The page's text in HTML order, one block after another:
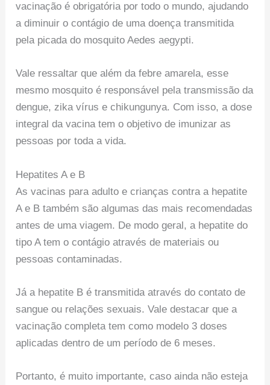
vacinação é obrigatória por todo o mundo, ajudando
a diminuir o contágio de uma doença transmitida
pela picada do mosquito Aedes aegypti.
Vale ressaltar que além da febre amarela, esse
mesmo mosquito é responsável pela transmissão da
dengue, zika vírus e chikungunya. Com isso, a dose
integral da vacina tem o objetivo de imunizar as
pessoas por toda a vida.
Hepatites A e B
As vacinas para adulto e crianças contra a hepatite
A e B também são algumas das mais recomendadas
antes de uma viagem. De modo geral, a hepatite do
tipo A tem o contágio através de materiais ou
pessoas contaminadas.
Já a hepatite B é transmitida através do contato de
sangue ou relações sexuais. Vale destacar que a
vacinação completa tem como modelo 3 doses
aplicadas dentro de um período de 6 meses.
Portanto, é muito importante, caso ainda não esteja